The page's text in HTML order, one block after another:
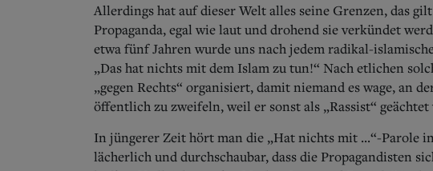
Allerdings hat auf dieser Welt alles seine Grenzen, das
Propaganda, egal wie laut und drohend sie verkündet
etwa fünf Jahren wurde uns nach jedem radikal-
„Das hat nichts mit dem Islam zu tun!“ Nach etlichen
„gegen Rechts“ organisiert, damit niemand es wage, an
öffentlich zu zweifeln, weil er sonst als „Rassist“ geächtet
In jüngerer Zeit hört man die „Hat nichts mit ...“-Parole
lächerlich und durchschaubar, dass die Propagandisten